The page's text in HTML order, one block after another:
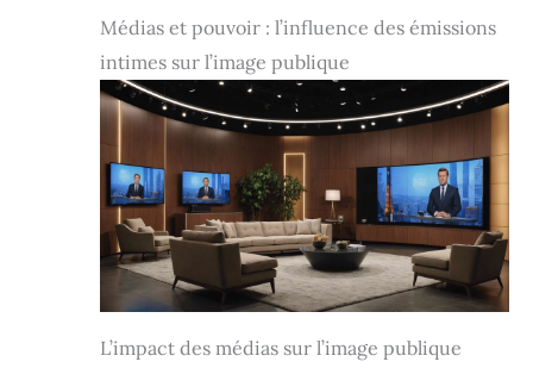
Médias et pouvoir : l’influence des émissions
intimes sur l’image publique
L’impact des médias sur l’image publique